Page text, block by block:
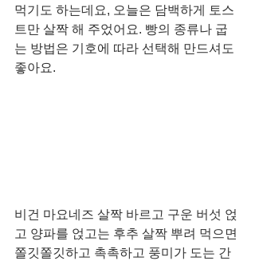
먹기도 하는데요, 오늘은 담백하게 토스
트만 살짝 해 주었어요. 빵의 종류나 굽
는 방법은 기호에 따라 선택해 만드셔도
좋아요.
비건 마요네즈 살짝 바르고 구운 버섯 얹
고 양파를 얹고는 후추 살짝 뿌려 먹으면
쫄깃쫄깃하고 촉촉하고 풍미가 도는 간